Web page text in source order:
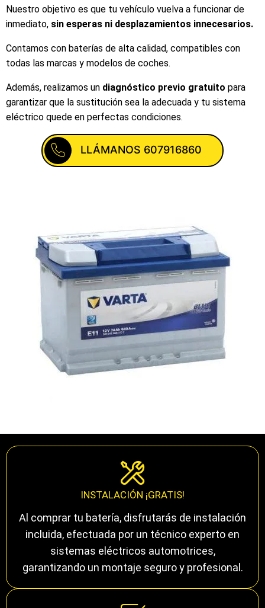
Nuestro objetivo es que tu vehículo vuelva a funcionar de
inmediato, sin esperas ni desplazamientos innecesarios.
Contamos con baterías de alta calidad, compatibles con
todas las marcas y modelos de coches.
Además, realizamos un diagnóstico previo gratuito para
garantizar que la sustitución sea la adecuada y tu sistema
eléctrico quede en perfectas condiciones.
LLÁMANOS 607916860
INSTALACIÓN ¡GRATIS!
Al comprar tu batería, disfrutarás de instalación
incluida, efectuada por un técnico experto en
sistemas eléctricos automotrices,
garantizando un montaje seguro y profesional.